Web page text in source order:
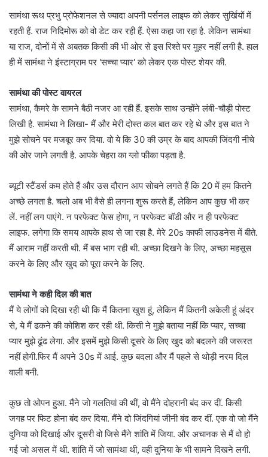
सामंथा रूथ प्रभु प्रोफेशनल से ज्यादा अपनी पर्सनल लाइफ को लेकर सुर्खियों में
रहती हैं. राज निदिमोरू को वो डेट कर रही हैं. ऐसा कहा जा रहा है. लेकिन सामंथा
या राज, दोनों में से अबतक किसी की भी ओर से इस रिश्ते पर मुहर नहीं लगी है. हाल
ही में सामंथा ने इंस्टाग्राम पर 'सच्चा प्यार' को लेकर एक पोस्ट शेयर की.
सामंथा की पोस्ट वायरल
सामंथा, कैमरे के सामने बैठी नजर आ रही हैं. इसके साथ उन्होंने लंबी-चौड़ी पोस्ट
लिखी है. सामंथा ने लिखा- मैं और मेरी दोस्त कल बात कर रहे थे और इस बात ने
मुझे सोचने पर मजबूर कर दिया. वो ये कि 30 की उम्र के बाद आपकी जिंदगी नीचे
की ओर जाने लगती है. आपके चेहरा का ग्लो फीका पड़ता है.
ब्यूटी स्टैंडर्स कम होते हैं और उस दौरान आप सोचने लगते हैं कि 20 में हम कितने
अच्छे लगता है. चलो अब भी वैसे ही लगना शुरू करते हैं, लेकिन आप कुछ भी कर
लें. नहीं लग पाएंगे. न परफेक्ट फेस होगा, न परफेक्ट बॉडी और न ही परफेक्ट
लाइफ. लगेगा कि समय आपके हाथ से जा रहा है. मेरे 20s काफी लाउडनेस में बीते.
मैं आराम नहीं करती थी. मैं बस भाग रही थी. अच्छा दिखने के लिए, अच्छा महसूस
करने के लिए और खुद को पूरा करने के लिए.
सामंथा ने कही दिल की बात
मैं ये लोगों को दिखा रही थी कि मैं कितना खुश हूं, लेकिन मैं कितनी अकेली हूं अंदर
से, ये मैं ढकने की कोशिश कर रही थी. किसी ने मुझे बताया नहीं कि प्यार, सच्चा
प्यार मुझे ढूंढ लेगा. और इसमें मुझे किसी दूसरे के लिए खुद को बदलने की जरूरत
नहीं होगी.फिर मैं अपने 30s में आई. कुछ बदला और मैं पहले से थोड़ी नरम दिल
वाली बनी.
कुछ तो ओपन हुआ. मैंने जो गलतियां की थीं, वो मैंने दोहरानी बंद कर दीं. किसी
जगह पर फिट होना बंद कर दिया. मैंने दो जिंदगियां जीनी बंद कर दीं. एक वो जो मैंने
दुनिया को दिखाई और दूसरी वो जिसे मैंने शांति में जिया. और अचानक से मैं वो हो
गई जो असल में थी. शांति में जो सामंथा थी, वही दुनिया के भी सामने दिखने लगी.